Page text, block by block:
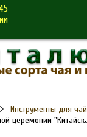
Инструменты для
церемонии